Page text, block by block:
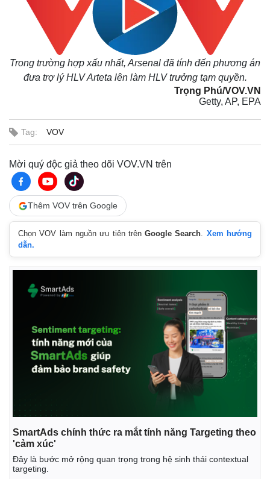
Chứng khoán
Giá cà phê
Trong trường hợp xấu nhất, Arsenal đã tính đến phương án
đưa trợ lý HLV Arteta lên làm HLV trưởng tạm quyền.
Trọng Phú/VOV.VN
Getty, AP, EPA
Tag: VOV
Mời quý độc giả theo dõi VOV.VN trên
Thêm VOV trên Google
Chọn VOV làm nguồn ưu tiên trênGoogle Search. Xem hướng
dẫn.
SmartAds chính thức ra mắt tính năng Targeting theo
'cảm xúc'
Đây là bước mở rộng quan trọng trong hệ sinh thái contextual
targeting.